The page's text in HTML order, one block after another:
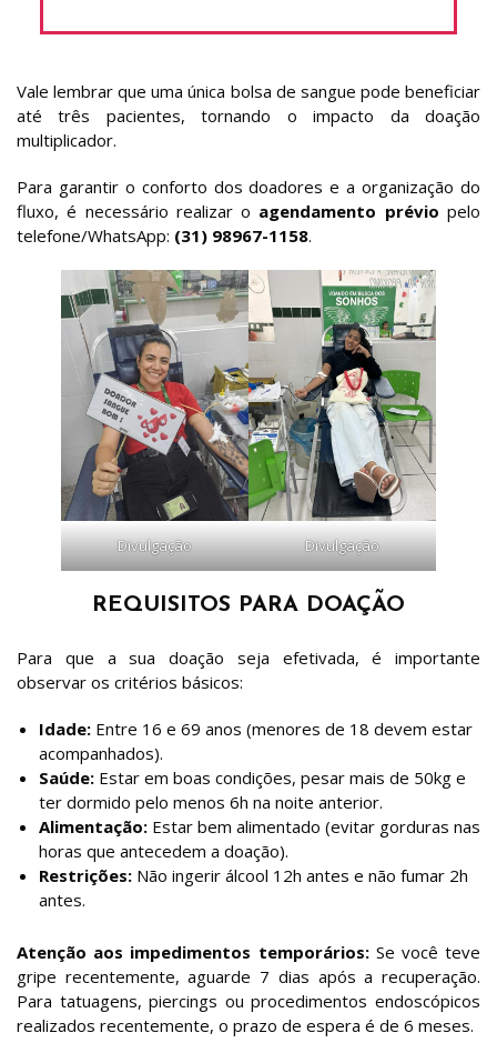
Vale lembrar que uma única bolsa de sangue pode beneficiar
até três pacientes, tornando o impacto da doação
multiplicador.
Para garantir o conforto dos doadores e a organização do
fluxo, é necessário realizar o agendamento prévio pelo
telefone/WhatsApp: (31) 98967-1158.
Divulgação Divulgação
REQUISITOS PARA DOAÇÃO
Para que a sua doação seja efetivada, é importante
observar os critérios básicos:
Idade: Entre 16 e 69 anos (menores de 18 devem estar
acompanhados).
Saúde: Estar em boas condições, pesar mais de 50kg e
ter dormido pelo menos 6h na noite anterior.
Alimentação: Estar bem alimentado (evitar gorduras nas
horas que antecedem a doação).
Restrições: Não ingerir álcool 12h antes e não fumar 2h
antes.
Atenção aos impedimentos temporários:Se você teve
gripe recentemente, aguarde 7 dias após a recuperação.
Para tatuagens, piercings ou procedimentos endoscópicos
realizados recentemente, o prazo de espera é de 6 meses.